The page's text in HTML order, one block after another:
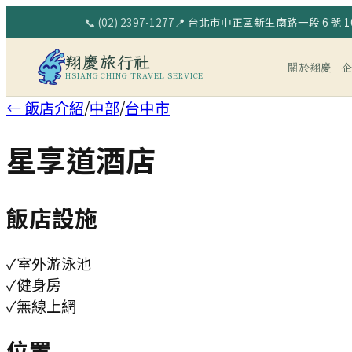
📞 (02) 2397-1277📍 台北市中正區新生南路一段 6 號
翔慶旅行社
HSIANG CHING TRAVEL SERVICE
關於翔慶
← 飯店介紹/中部/台中市
星享道酒店
飯店設施
✓室外游泳池
✓健身房
✓無線上網